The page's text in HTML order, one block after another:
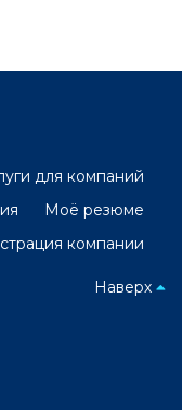
для компаний
Моё резюме
компании
Наверх